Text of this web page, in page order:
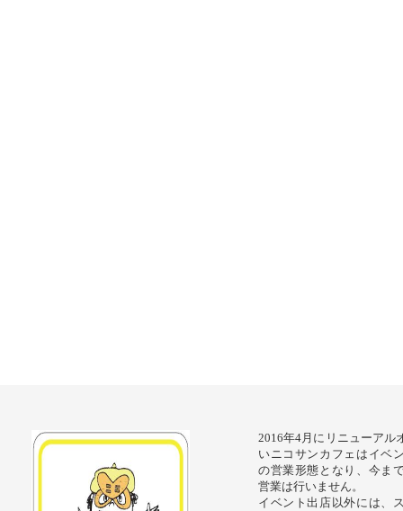
2016年4月にリニューアル
いニコサンカフェはイベ
の営業形態となり、今ま
営業は行いません。
イベント出店以外には、